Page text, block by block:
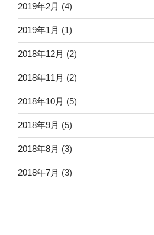
2019年2月 (4)
2019年1月 (1)
2018年12月 (2)
2018年11月 (2)
2018年10月 (5)
2018年9月 (5)
2018年8月 (3)
2018年7月 (3)